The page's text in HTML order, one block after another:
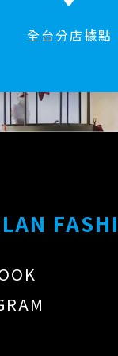
全台分店據點